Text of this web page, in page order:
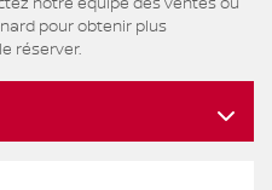
pour obtenir plus
réserver.